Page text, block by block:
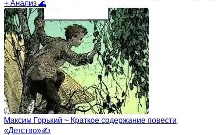
+ Анализ 🌊
Максим Горький ~ Краткое содержание повести
«Детство»✍